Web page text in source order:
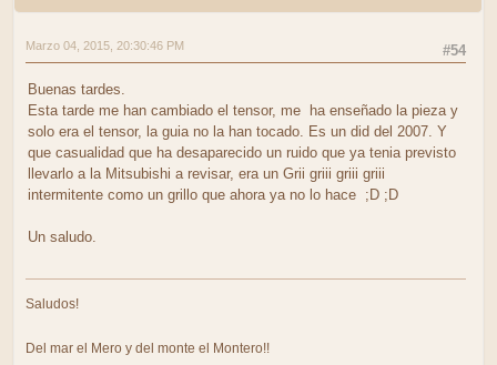
#54
Marzo 04, 2015, 20:30:46 PM
Buenas tardes.
Esta tarde me han cambiado el tensor, me ha enseñado la pieza y
solo era el tensor, la guia no la han tocado. Es un did del 2007. Y
que casualidad que ha desaparecido un ruido que ya tenia previsto
llevarlo a la Mitsubishi a revisar, era un Grii griii griii griii
intermitente como un grillo que ahora ya no lo hace ;D ;D
Un saludo.
Saludos!
Del mar el Mero y del monte el Montero!!